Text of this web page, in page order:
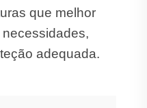
que melhor
adequada.